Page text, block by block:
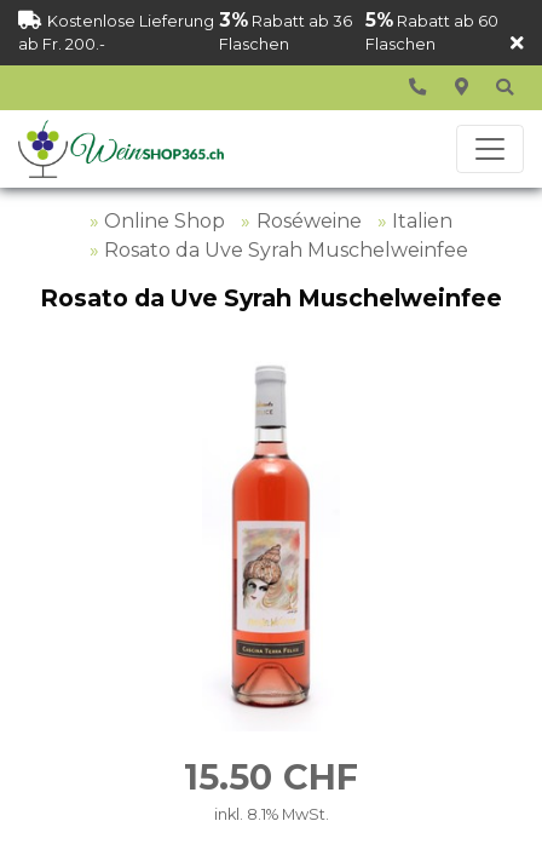
Kostenlose Lieferung
ab Fr. 200.-
3% Rabatt ab 36
Flaschen
5%Rabatt ab 60
Flaschen
Online Shop Roséweine
Italien
Rosato da Uve Syrah Muschelweinfee
Rosato da Uve Syrah Muschelweinfee
15.50 CHF
inkl. 8.1% MwSt.